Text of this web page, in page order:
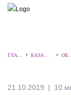
ПОИСК ПО
ГЛАВ
•БАЗА
• ОБЗО
21.10.2019 10